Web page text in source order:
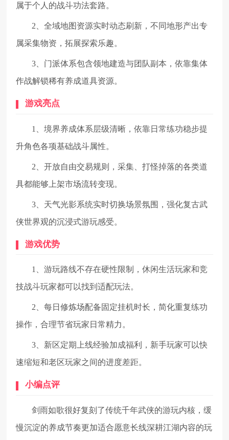
属于个人的战斗功法套路。
2、全域地图资源实时动态刷新，不同地形产出专
属采集物资，拓展探索乐趣。
3、门派体系包含领地建造与团队副本，依靠集体
作战解锁稀有养成道具资源。
游戏亮点
1、境界养成体系层级清晰，依靠日常练功稳步提
升角色各项基础战斗属性。
2、开放自由交易规则，采集、打怪掉落的各类道
具都能够上架市场流转变现。
3、天气光影系统实时切换场景氛围，强化复古武
侠世界观的沉浸式游玩感受。
游戏优势
1、游玩路线不存在硬性限制，休闲生活玩家和竞
技战斗玩家都可以找到适配玩法。
2、每日修炼场配备固定挂机时长，简化重复练功
操作，合理节省玩家日常精力。
3、新区定期上线经验加成福利，新手玩家可以快
速缩短和老区玩家之间的进度差距。
小编点评
剑雨如歌很好复刻了传统千年武侠的游玩内核，缓
慢沉淀的养成节奏更加适合愿意长线深耕江湖内容的玩